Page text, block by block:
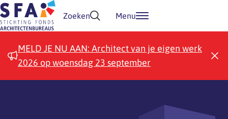
Doorgaan naar inhoud
Zoeken Menu
MELD JE NU AAN: Architect van je eigen werk
2026 op woensdag 23 september